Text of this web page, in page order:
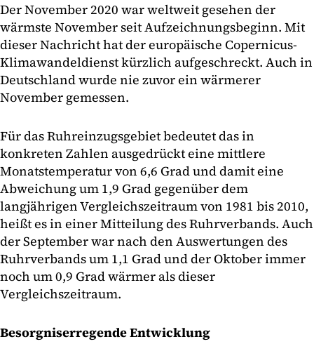
Der November 2020 war weltweit gesehen der
wärmste November seit Aufzeichnungsbeginn. Mit
dieser Nachricht hat der europäische Copernicus-
Klimawandeldienst kürzlich aufgeschreckt. Auch in
Deutschland wurde nie zuvor ein wärmerer
November gemessen.
Für das Ruhreinzugsgebiet bedeutet das in
konkreten Zahlen ausgedrückt eine mittlere
Monatstemperatur von 6,6 Grad und damit eine
Abweichung um 1,9 Grad gegenüber dem
langjährigen Vergleichszeitraum von 1981 bis 2010,
heißt es in einer Mitteilung des Ruhrverbands. Auch
der September war nach den Auswertungen des
Ruhrverbands um 1,1 Grad und der Oktober immer
noch um 0,9 Grad wärmer als dieser
Vergleichszeitraum.
Besorgniserregende Entwicklung